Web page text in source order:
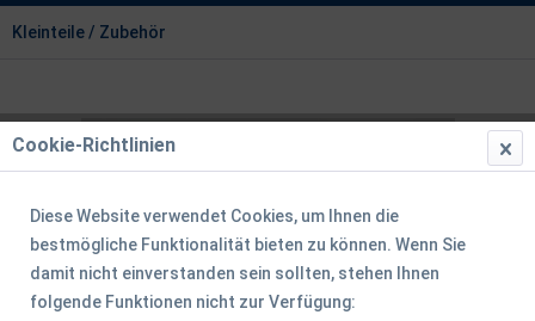
Kleinteile / Zubehör
Cookie-Richtlinien
Diese Website verwendet Cookies, um Ihnen die
bestmögliche Funktionalität bieten zu können. Wenn Sie
damit nicht einverstanden sein sollten, stehen Ihnen
folgende Funktionen nicht zur Verfügung: